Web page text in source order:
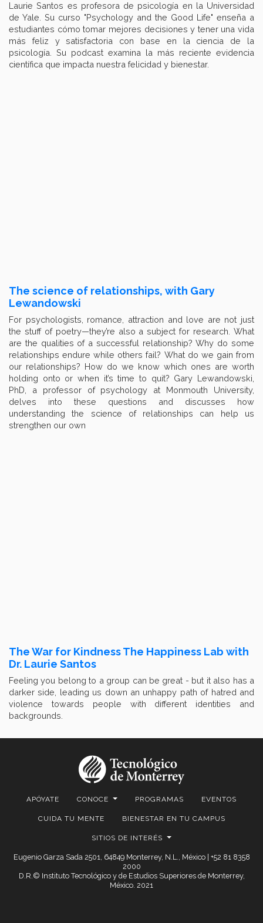
Laurie Santos es profesora de psicología en la Universidad
de Yale. Su curso "Psychology and the Good Life" enseña a
estudiantes cómo tomar mejores decisiones y tener una vida
más feliz y satisfactoria con base en la ciencia de la
psicología. Su podcast examina la más reciente evidencia
científica que impacta nuestra felicidad y bienestar.
The science of relationships, with Gary
Lewandowski
For psychologists, romance, attraction and love are not just
the stuff of poetry—they’re also a subject for research. What
are the qualities of a successful relationship? Why do some
relationships endure while others fail? What do we gain from
our relationships? How do we know which ones are worth
holding onto or when it’s time to quit? Gary Lewandowski,
PhD, a professor of psychology at Monmouth University,
delves into these questions and discusses how
understanding the science of relationships can help us
strengthen our own
The War for Kindness The Happiness Lab with
Dr. Laurie Santos
Feeling you belong to a group can be great - but it also has a
darker side, leading us down an unhappy path of hatred and
violence towards people with different identities and
backgrounds.
APÓYATE CONOCE PROGRAMAS EVENTOS
CUIDA TU MENTE BIENESTAR EN TU CAMPUS
SITIOS DE INTERÉS
Eugenio Garza Sada 2501, 64849 Monterrey, N.L., México | +52 81 8358
2000
D.R.© Instituto Tecnológico y de Estudios Superiores de Monterrey,
México. 2021